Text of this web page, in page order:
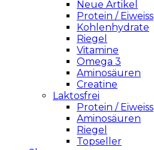
Neue Artikel
Protein / Eiweiss
Kohlenhydrate
Riegel
Vitamine
Omega 3
Aminosäuren
Creatine
Laktosfrei
Protein / Eiweiss
Aminosäuren
Riegel
Topseller